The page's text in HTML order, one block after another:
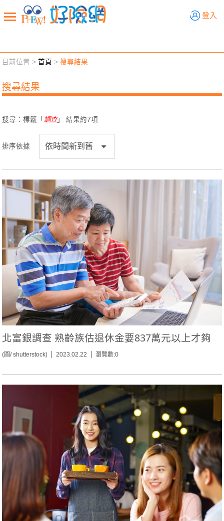
登入
新聞觀點 業務交流
退休先準備 好險學堂 輔銷工具 活動專區
目前位置 >首頁 >搜尋結果
搜尋結果
搜尋：標籤「 調查」 結果約7項
排序依據
北富銀調查 熟齡族估退休金要837萬元以上才夠
(圖/ shutterstock) 2023.02.22 瀏覽數:0